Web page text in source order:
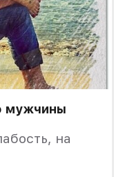
мужчины
на